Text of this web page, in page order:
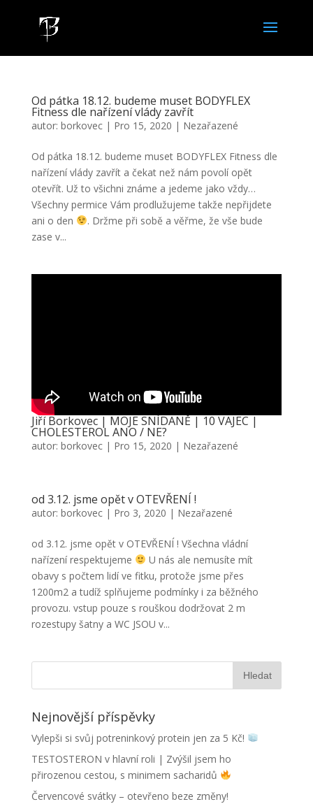
Od pátka 18.12. budeme muset BODYFLEX
Fitness dle nařízení vlády zavřít
autor: borkovec| Pro 15, 2020 | Nezařazené
Od pátka 18.12. budeme muset BODYFLEX Fitness dle
nařízení vlády zavřít a čekat než nám povolí opět
otevřít. Už to všichni známe a jedeme jako vždy…
Všechny permice Vám prodlužujeme takže nepřijdete
ani o den
. Držme při sobě a věřme, že vše bude
zase v...
Jiří Borkovec | MOJE SNÍDANĚ | 10 VAJEC |
CHOLESTEROL ANO / NE?
autor: borkovec| Pro 15, 2020 | Nezařazené
od 3.12. jsme opět v OTEVŘENÍ !
autor: borkovec| Pro 3, 2020 | Nezařazené
od 3.12. jsme opět v OTEVŘENÍ ! Všechna vládní
nařízení respektujeme
U nás ale nemusíte mít
obavy s počtem lidí ve fitku, protože jsme přes
1200m2 a tudíž splňujeme podmínky i za běžného
provozu. vstup pouze s rouškou dodržovat 2 m
rozestupy šatny a WC JSOU v...
Nejnovější příspěvky
Vylepši si svůj potreninkový protein jen za 5 Kč!
TESTOSTERON v hlavní roli | Zvýšil jsem ho
přirozenou cestou, s minimem sacharidů
Červencové svátky – otevřeno beze změny!